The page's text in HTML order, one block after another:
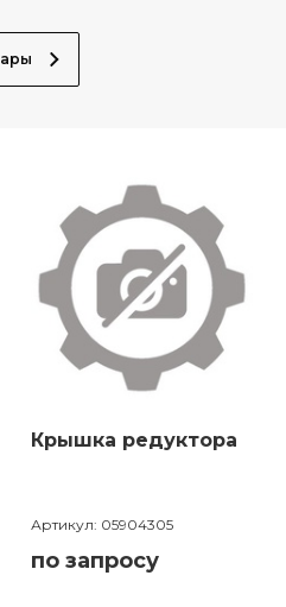
Крышка редуктора
Артикул: 05904305
по запросу